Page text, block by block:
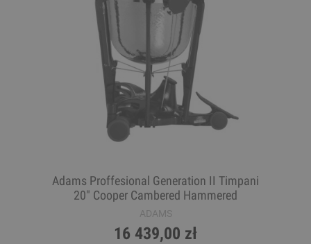
Adams Proffesional Generation II Timpani
20" Cooper Cambered Hammered
ADAMS
16 439,00 zł